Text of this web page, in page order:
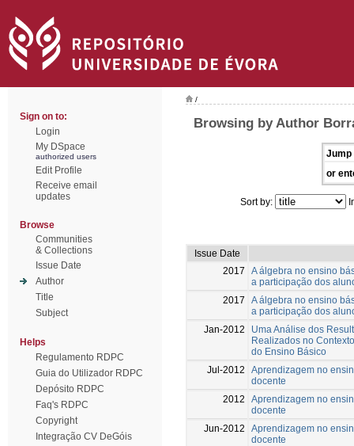
Sign on to:
Login
My DSpace
authorized users
Edit Profile
Receive email
updates
Browse
Communities
& Collections
Issue Date
Author
Title
Subject
Helps
Regulamento RDPC
Guia do Utilizador RDPC
Depósito RDPC
Faq's RDPC
Copyright
Integração CV DeGóis
/
Browsing by Author
Jump
or
Sort by:
Issue Date
2017
A álgebra no ensino
a participação dos
2017
A álgebra no ensino
a participação dos
Jan-2012
Uma Análise dos
Realizados no
do Ensino Básico
Jul-2012
Aprendizagem no
docente
2012
Aprendizagem no
docente
Jun-2012
Aprendizagem no
docente